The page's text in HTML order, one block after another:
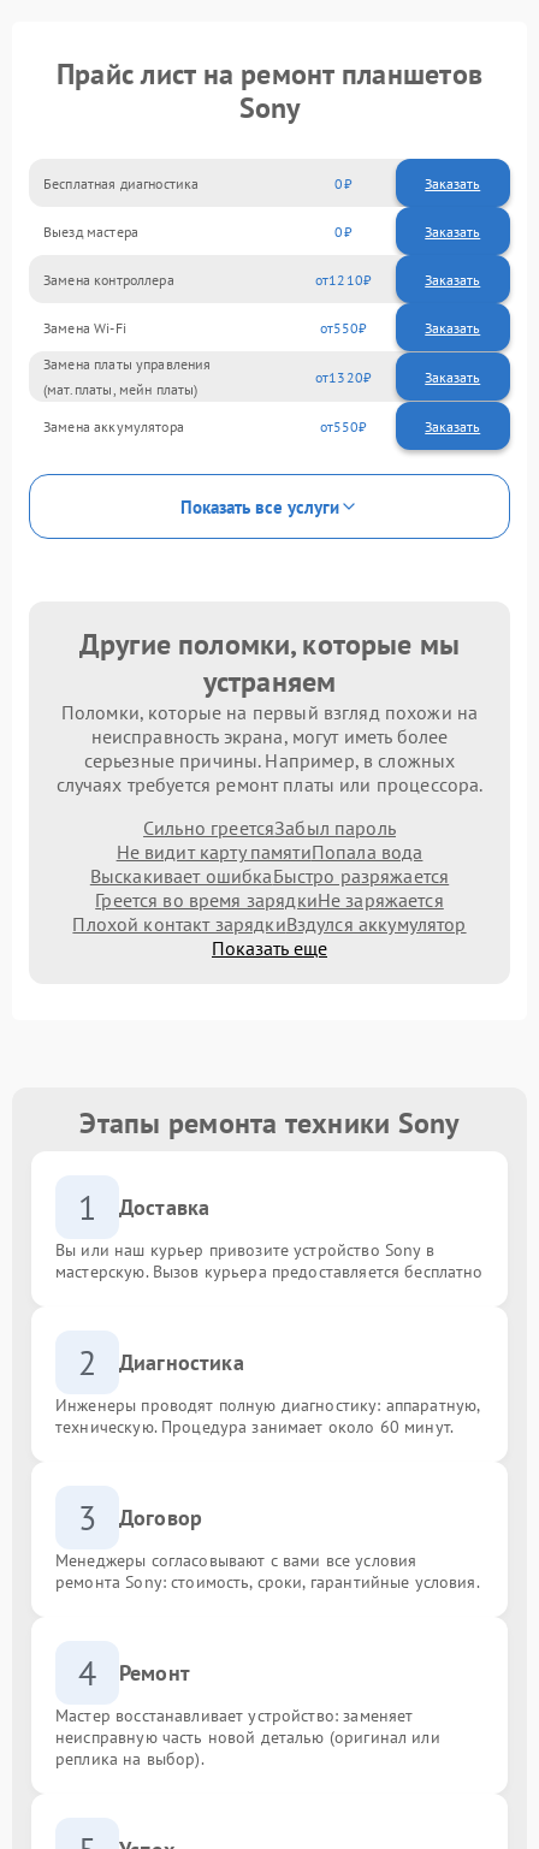
Прайс лист на ремонт планшетов
Sony
Бесплатная диагностика 0 Заказать
Выезд мастера 0 Заказать
Замена контроллера 1210
Замена Wi-Fi 550
Замена платы управления
(мат.платы, мейн платы)
1320
Замена аккумулятора 550
Показать все услуги
Другие поломки, которые мы
устраняем
Поломки, которые на первый взгляд похожи на
неисправность экрана, могут иметь более
серьезные причины. Например, в сложных
случаях требуется ремонт платы или процессора.
Сильно греетсяЗабыл пароль
Не видит карту памятиПопала вода
Выскакивает ошибкаБыстро разряжается
Греется во время зарядкиНе заряжается
Плохой контакт зарядкиВздулся аккумулятор
Показать еще
Этапы ремонта техники Sony
1 Доставка
Вы или наш курьер привозите устройство Sony в
мастерскую. Вызов курьера предоставляется бесплатно
2 Диагностика
Инженеры проводят полную диагностику: аппаратную,
техническую. Процедура занимает около 60 минут.
3 Договор
Менеджеры согласовывают с вами все условия
ремонта Sony: стоимость, сроки, гарантийные условия.
4 Ремонт
Мастер восстанавливает устройство: заменяет
неисправную часть новой деталью (оригинал или
реплика на выбор).